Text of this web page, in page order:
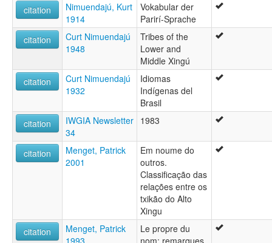
citation
Nimuendajú, Kurt
1914
Vokabular der
Parirí-Sprache
citation
Curt Nimuendajú
1948
Tribes of the
Lower and
Middle Xingú
citation
Curt Nimuendajú
1932
Idiomas
Indígenas del
Brasil
citation
IWGIA Newsletter
34
1983
citation
Menget, Patrick
2001
Em noume do
outros.
Classificação das
relações entre os
txikão do Alto
Xingu
citation
Menget, Patrick
Le propre du